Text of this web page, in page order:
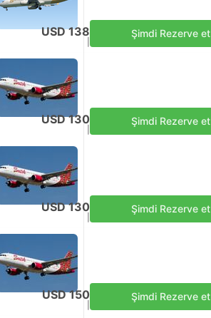
USD 138
Vergiler dahil
Her bir yetişkin
Şimdi Rezerve et
USD 130
Vergiler dahil
Her bir yetişkin
Şimdi Rezerve et
USD 130
Vergiler dahil
Her bir yetişkin
Şimdi Rezerve et
USD 150
Vergiler dahil
Her bir yetişkin
Şimdi Rezerve et